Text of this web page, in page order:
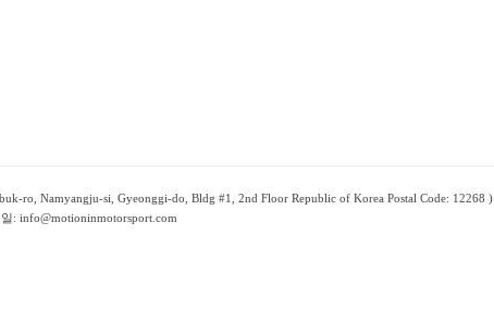
Namyangju-si, Gyeonggi-do, Bldg #1, 2nd Floor Republic of Korea Postal Code: 12268 )
info@motioninmotorsport.com